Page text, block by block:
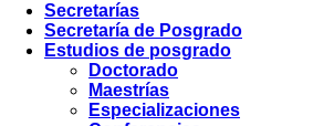
Secretarías
Secretaría de Posgrado
Estudios de posgrado
Doctorado
Maestrías
Especializaciones